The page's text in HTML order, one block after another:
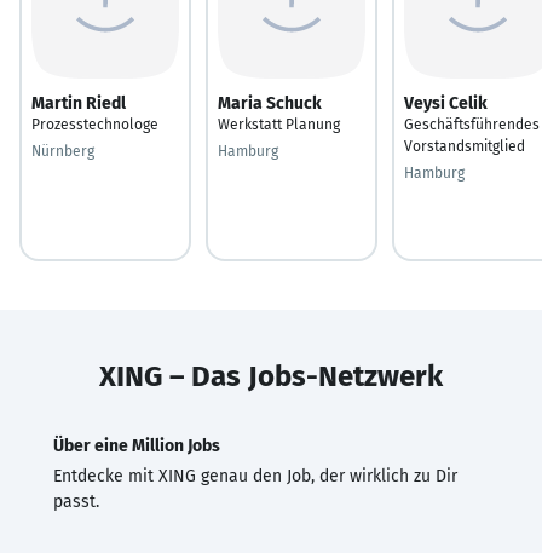
Martin Riedl
Prozesstechnologe
Nürnberg
Maria Schuck
Werkstatt Planung
Hamburg
Veysi Celik
Geschäftsführendes
Vorstandsmitglied
Hamburg
XING – Das Jobs-Netzwerk
Über eine Million Jobs
Entdecke mit XING genau den Job, der wirklich zu Dir
passt.